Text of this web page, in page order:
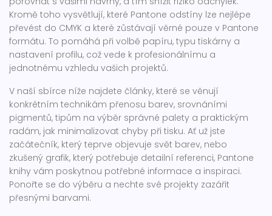
Kromě toho vysvětlují, které Pantone odstíny lze nejlépe
převést do CMYK a které zůstávají věrné pouze v Pantone
formátu. To pomáhá při volbě papíru, typu tiskárny a
nastavení profilu, což vede k profesionálnímu a
jednotnému vzhledu vašich projektů.
V naší sbírce níže najdete články, které se věnují
konkrétním technikám přenosu barev, srovnáními
pigmentů, tipům na výběr správné palety a praktickým
radám, jak minimalizovat chyby při tisku. Ať už jste
začátečník, který teprve objevuje svět barev, nebo
zkušený grafik, který potřebuje detailní referenci, Pantone
knihy vám poskytnou potřebné informace a inspiraci.
Ponořte se do výběru a nechte své projekty zazářit
přesnými barvami.